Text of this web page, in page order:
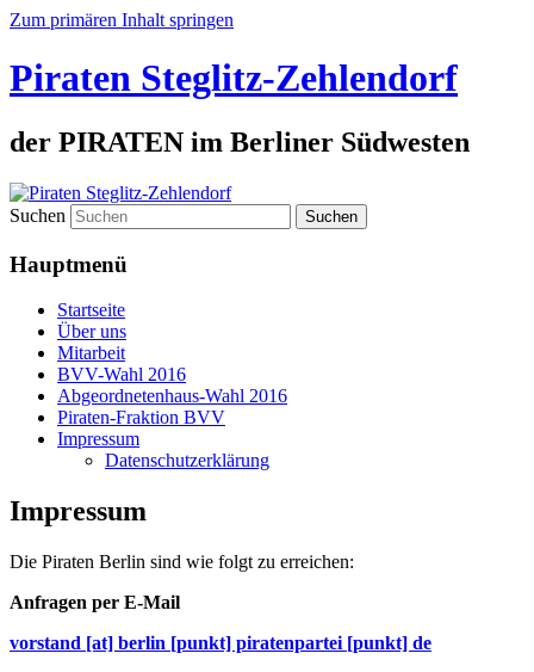
Zum primären Inhalt springen
Piraten Steglitz-Zehlendorf
der PIRATEN im Berliner Südwesten
Suchen
Hauptmenü
Startseite
Über uns
Mitarbeit
BVV-Wahl 2016
Abgeordnetenhaus-Wahl 2016
Piraten-Fraktion BVV
Impressum
Datenschutzerklärung
Impressum
Die Piraten Berlin sind wie folgt zu erreichen:
Anfragen per E-Mail
vorstand [at] berlin [punkt] piratenpartei [punkt] de